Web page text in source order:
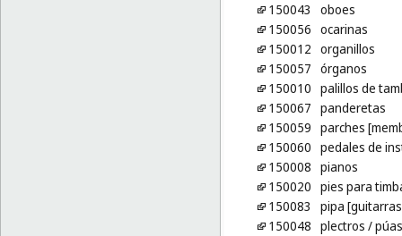
150043
oboes
150056 ocarinas
150012 organillos
150057 órganos
150010 palillos de
150067 panderetas
150059 parches
150060 pedales de
150008 pianos
150020 pies para
150083
pipa
150048 plectros /